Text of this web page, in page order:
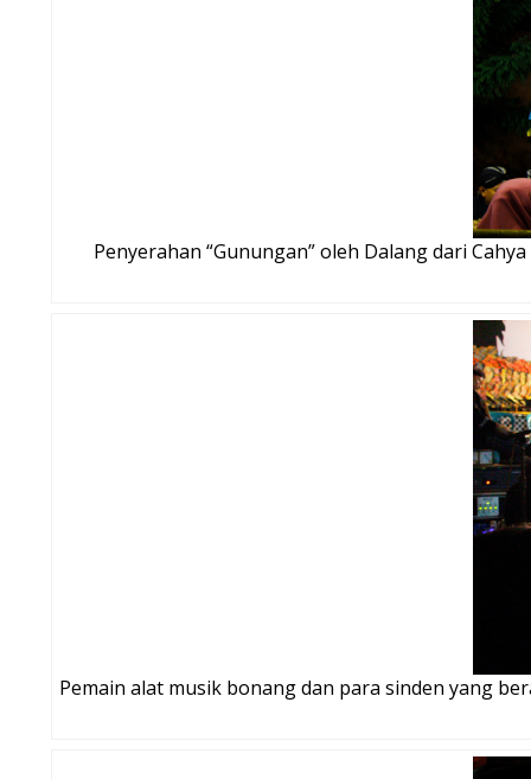
Penyerahan “Gunungan” oleh Dalang dari
Pemain alat musik bonang dan para sinden yang